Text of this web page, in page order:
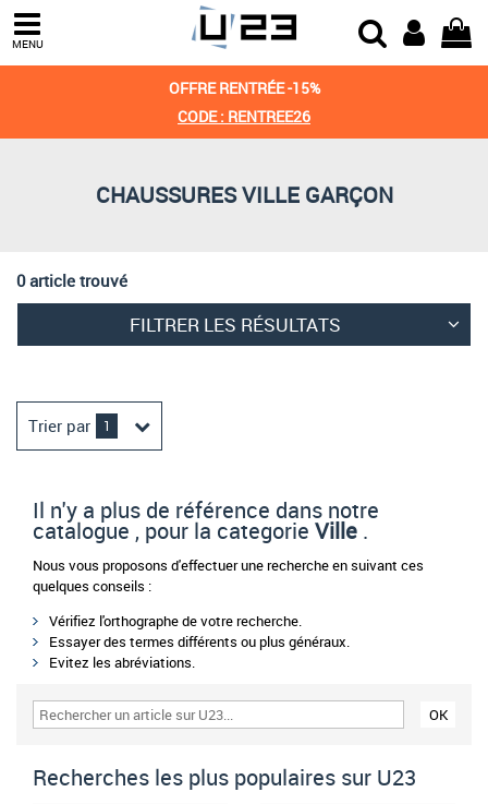
MENU
OFFRE RENTRÉE -15%
CODE : RENTREE26
CHAUSSURES VILLE GARÇON
0 article trouvé
FILTRER LES RÉSULTATS
Trier par 1
Trier par
Derniers arrivages
Meilleures remises
Il n'y a plus de référence dans notre
catalogue , pour la categorie Ville .
Nous vous proposons d'effectuer une recherche en suivant ces
quelques conseils :
Vérifiez l'orthographe de votre recherche.
Essayer des termes différents ou plus généraux.
Evitez les abréviations.
Recherches les plus populaires sur U23